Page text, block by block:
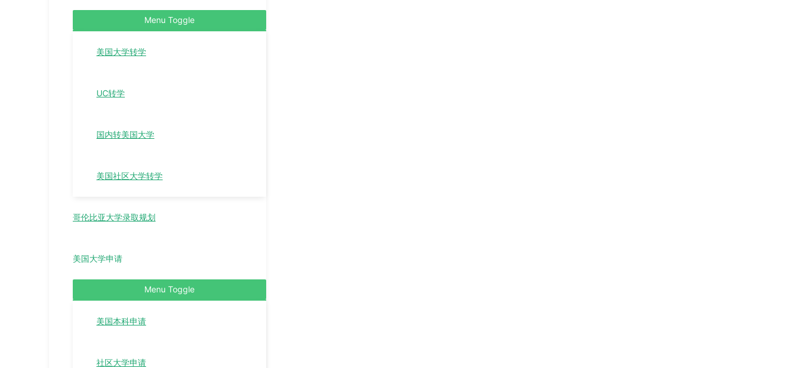
Menu Toggle
美国大学转学
UC转学
国内转美国大学
美国社区大学转学
哥伦比亚大学录取规划
美国大学申请
Menu Toggle
美国本科申请
社区大学申请